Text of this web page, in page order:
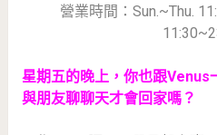
營業時間：Sun.~Thu.
星期五的晚上，你也跟Venus
與朋友聊聊天才會回家嗎？